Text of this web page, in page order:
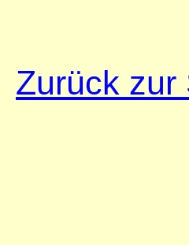
Zurück zur